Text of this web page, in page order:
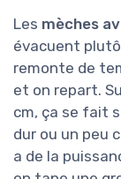
Les mèches
évacuent
remonte de
et on repart.
cm, ça se fait
dur ou un peu
a de la